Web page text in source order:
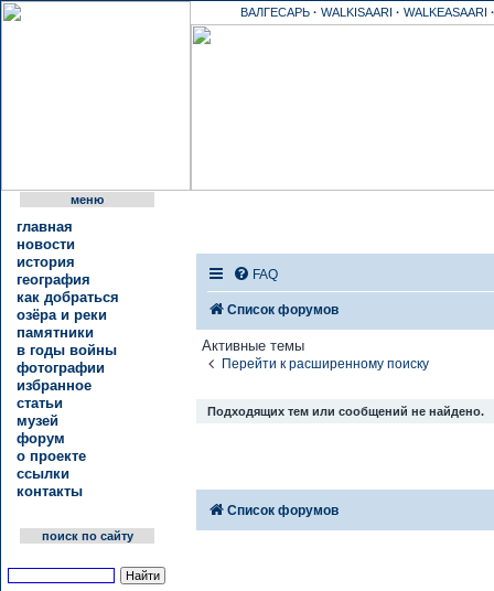
ВАЛГЕСАРЬ · WALKISAARI · WALKEASAARI ·
меню
главная
новости
история
география
как добраться
озёра и реки
памятники
в годы войны
фотографии
избранное
статьи
музей
форум
о проекте
ссылки
контакты
поиск по сайту
FAQ
Список форумов
Активные темы
Перейти к расширенному поиску
Подходящих тем или сообщений не найдено.
Список форумов